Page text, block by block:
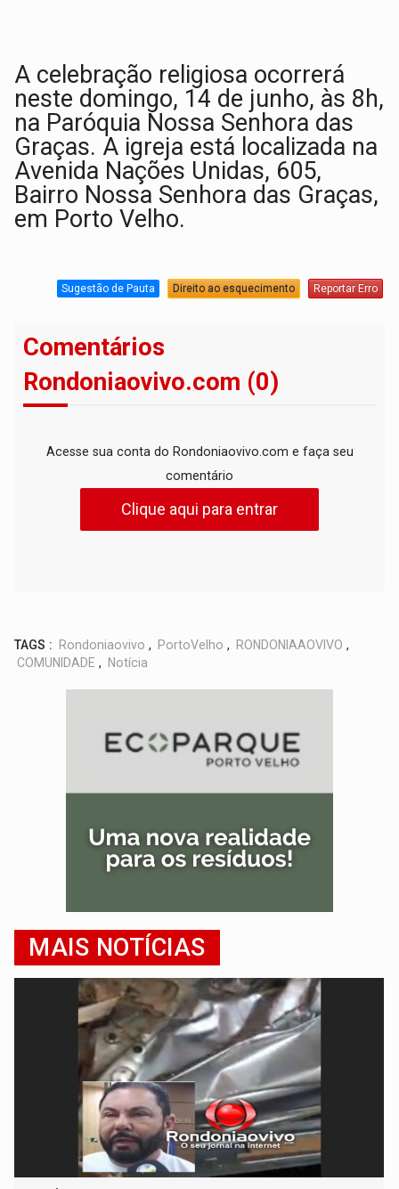
A celebração religiosa ocorrerá
neste domingo, 14 de junho, às 8h,
na Paróquia Nossa Senhora das
Graças. A igreja está localizada na
Avenida Nações Unidas, 605,
Bairro Nossa Senhora das Graças,
em Porto Velho.
Sugestão de Pauta Direito ao esquecimento Reportar Erro
Comentários
Rondoniaovivo.com (0)
Acesse sua conta do Rondoniaovivo.com e faça seu
comentário
Clique aqui para entrar
TAGS : Rondoniaovivo , PortoVelho , RONDONIAAOVIVO ,
COMUNIDADE , Notícia
MAIS NOTÍCIAS